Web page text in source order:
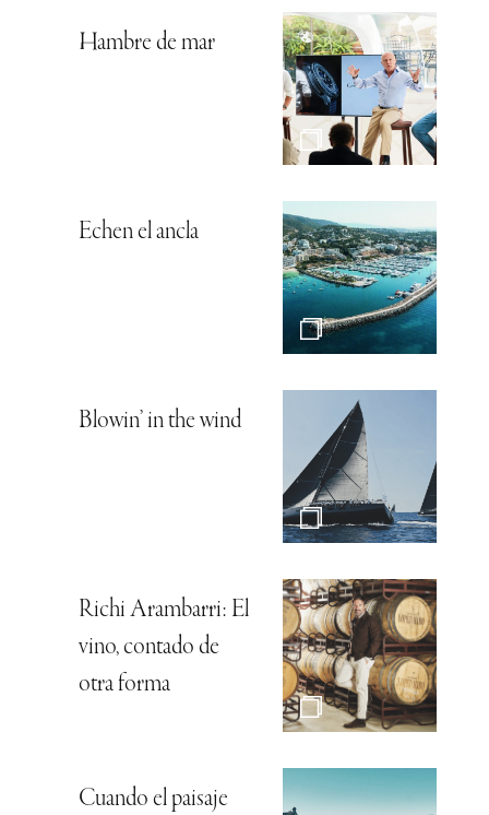
Hambre de mar
Echen el ancla
Blowin’ in the wind
Richi Arambarri: El
vino, contado de
otra forma
Cuando el paisaje